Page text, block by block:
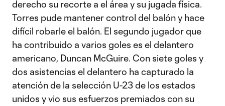
derecho su recorte a el área y su jugada física.
Torres pude mantener control del balón y hace
difícil robarle el balón. El segundo jugador que
ha contribuido a varios goles es el delantero
americano, Duncan McGuire. Con siete goles y
dos asistencias el delantero ha capturado la
atención de la selección U-23 de los estados
unidos y vio sus esfuerzos premiados con su